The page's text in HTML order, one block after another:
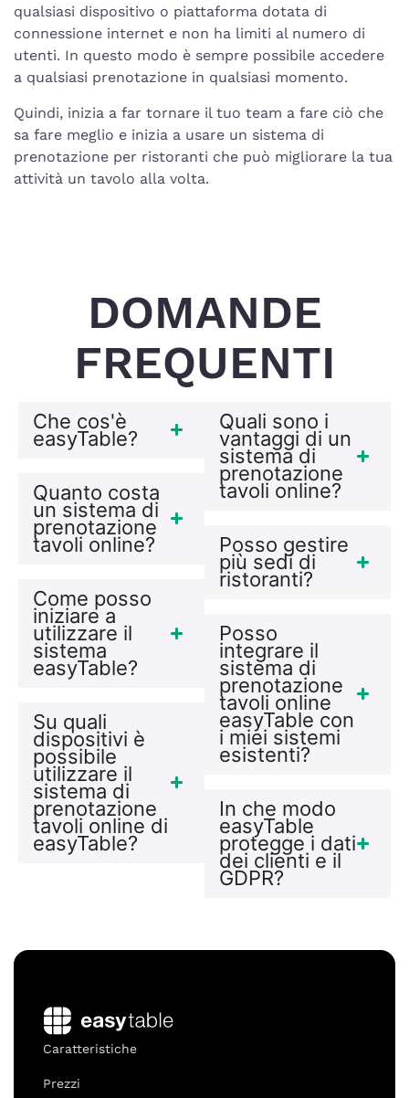
qualsiasi dispositivo o piattaforma dotata di
connessione internet e non ha limiti al numero di
utenti. In questo modo è sempre possibile accedere
a qualsiasi prenotazione in qualsiasi momento.
Quindi, inizia a far tornare il tuo team a fare ciò che
sa fare meglio e inizia a usare un sistema di
prenotazione per ristoranti che può migliorare la tua
attività un tavolo alla volta.
DOMANDE
FREQUENTI
Che cos'è
easyTable?
Quanto costa
un sistema di
prenotazione
tavoli online?
Come posso
iniziare a
utilizzare il
sistema
easyTable?
Su quali
dispositivi è
possibile
utilizzare il
sistema di
prenotazione
tavoli online di
easyTable?
Quali sono i
vantaggi di un
sistema di
prenotazione
tavoli online?
Posso gestire
più sedi di
ristoranti?
Posso
integrare il
sistema di
prenotazione
tavoli online
easyTable con
i miei sistemi
esistenti?
In che modo
easyTable
protegge i dati
dei clienti e il
GDPR?
Caratteristiche
Prezzi